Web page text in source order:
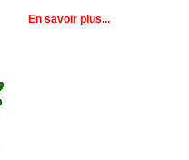
En savoir plus...